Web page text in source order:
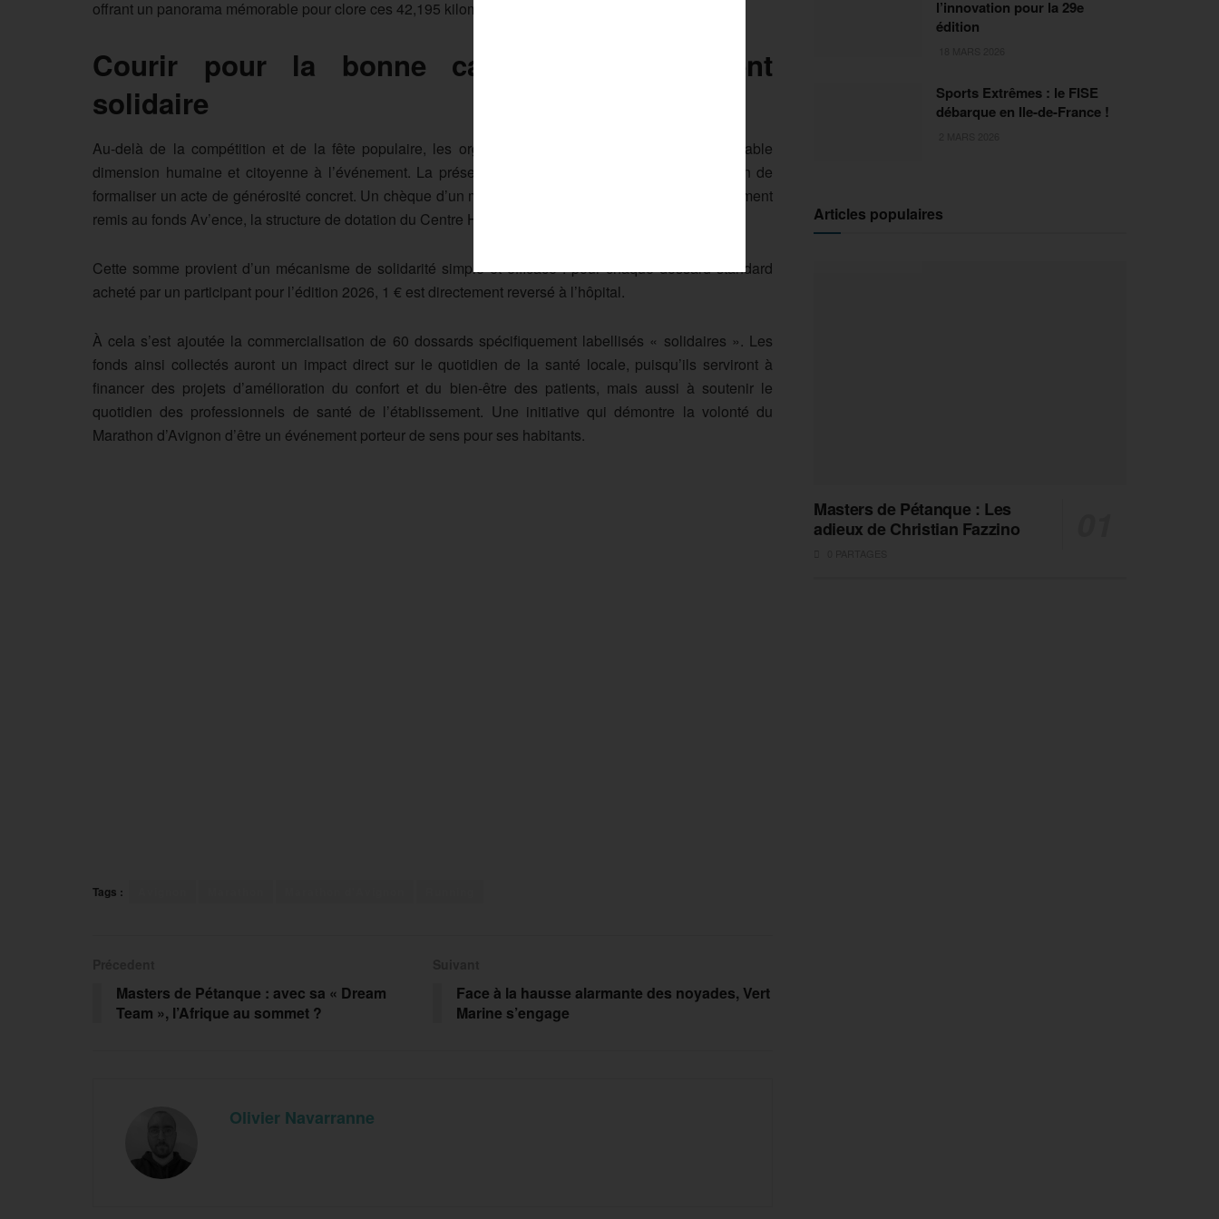
offrant un panorama mémorable pour clore ces 42,195 kilomètres.
Courir pour la bonne cause : l’engagement
solidaire
Au-delà de la compétition et de la fête populaire, les organisateurs ont tenu à insuffler une véritable
dimension humaine et citoyenne à l’événement. La présentation du parcours a ainsi été l’occasion de
formaliser un acte de générosité concret. Un chèque d’un montant global de 10 580 € a été officiellement
remis au fonds Av’ence, la structure de dotation du Centre Hospitalier d’Avignon.
Cette somme provient d’un mécanisme de solidarité simple et efficace : pour chaque dossard standard
acheté par un participant pour l’édition 2026, 1 € est directement reversé à l’hôpital.
À cela s’est ajoutée la commercialisation de 60 dossards spécifiquement labellisés « solidaires ». Les
fonds ainsi collectés auront un impact direct sur le quotidien de la santé locale, puisqu’ils serviront à
financer des projets d’amélioration du confort et du bien-être des patients, mais aussi à soutenir le
quotidien des professionnels de santé de l’établissement. Une initiative qui démontre la volonté du
Marathon d’Avignon d’être un événement porteur de sens pour ses habitants.
Tags :
Masters de Pétanque : avec sa « Dream
Team », l’Afrique au sommet ?
Face à la hausse alarmante des noyades, Vert
Marine s’engage
Olivier Navarranne
l’innovation pour la 29e
édition
Sports Extrêmes : le FISE
débarque en Ile-de-France !
Articles populaires
Masters de Pétanque : Les
adieux de Christian Fazzino